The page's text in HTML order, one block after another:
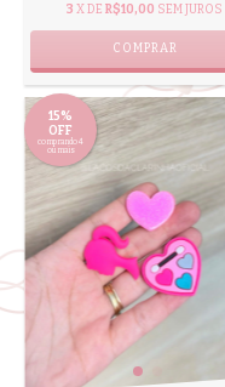
3 X DE R$10,00 SEM JUROS
15%
OFF
comprando 4
ou mais